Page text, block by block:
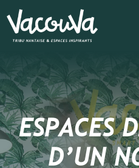
ESPACES
D’UN